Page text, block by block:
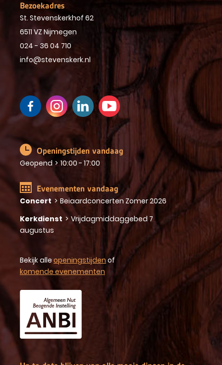
Bezoekadres
St. Stevenskerkhof 62
6511 VZ Nijmegen
024 - 36 04 710
info@stevenskerk.nl
Openingstijden vandaag
Geopend > 10:00 - 17:00
Evenementen vandaag
Concert > Beiaardconcerten Zomer 2026
Kerkdienst > Vrijdagmiddaggebed 7
augustus
Bekijk alle openingstijden of
komende evenementen